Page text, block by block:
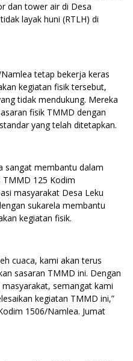
dan tower air di Desa
layak huni (RTLH) di
tetap bekerja keras
kegiatan fisik tersebut,
tidak mendukung. Mereka
fisik TMMD dengan
yang telah ditetapkan.
sangat membantu dalam
TMMD 125 Kodim
masyarakat Desa Leku
sukarela membantu
kegiatan fisik.
cuaca, kami akan terus
sasaran TMMD ini. Dengan
semangat kami
kegiatan TMMD ini,”
1506/Namlea. Jumat